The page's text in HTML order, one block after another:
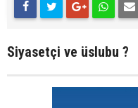
Siyasetçi ve üslubu ?